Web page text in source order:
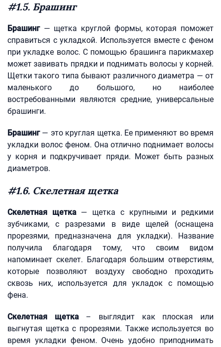
#1.5. Брашинг
Брашинг— щетка круглой формы, которая поможет
справиться с укладкой. Используется вместе с феном
при укладке волос. С помощью брашинга парикмахер
может завивать прядки и поднимать волосы у корней.
Щетки такого типа бывают различного диаметра — от
маленького до большого, но наиболее
востребованными являются средние, универсальные
брашинги.
Брашинг — это круглая щетка. Ее применяют во время
укладки волос феном. Она отлично поднимает волосы
у корня и подкручивает пряди. Может быть разных
диаметров.
#1.6. Скелетная щетка
Скелетная щетка— щетка с крупными и редкими
зубчиками, с разрезами в виде щелей (оснащена
прорезями, предназначена для укладки). Название
получила благодаря тому, что своим видом
напоминает скелет. Благодаря большим отверстиям,
которые позволяют воздуху свободно проходить
сквозь них, используется для укладок с помощью
фена.
Скелетная щетка– выглядит как плоская или
выгнутая щетка с прорезями. Также используется во
время укладки феном. Очень удобно приподнимать